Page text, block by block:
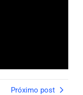
Próximo post